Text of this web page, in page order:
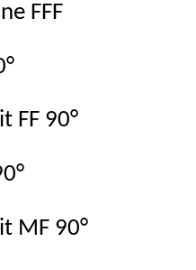
FFF
FF 90°
MF 90°